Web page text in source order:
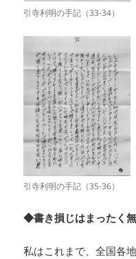
引寺利明の手記（33-34）
引寺利明の手記（35-36）
◆書き損じはまったく
私はこれまで、全国各